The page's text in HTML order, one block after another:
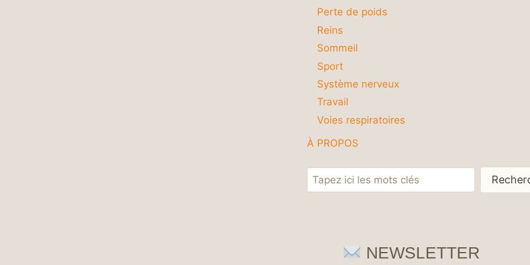
Perte de poids
Reins
Sommeil
Sport
Système nerveux
Travail
Voies respiratoires
À PROPOS
Rechercher
NEWSLETTER